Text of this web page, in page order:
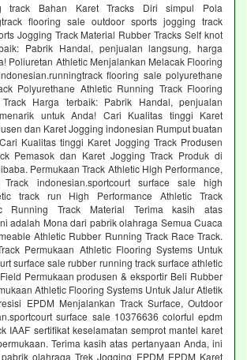
track Bahan Karet Tracks Diri simpul Pola
flooring sale outdoor sports jogging track
Jogging Track Material Rubber Tracks Self knot
Pabrik Handal, penjualan langsung, harga
Poliuretan Athletic Menjalankan Melacak Flooring
flooring sale polyurethane
Polyurethane Athletic Running Track Flooring
Harga terbaik: Pabrik Handal, penjualan
untuk Anda! Cari Kualitas tinggi Karet
dan Karet Jogging indonesian Rumput buatan
Kualitas tinggi Karet Jogging Track Produsen
Pemasok dan Karet Jogging Track Produk di
Permukaan Track Athletic High Performance,
indonesian.sportcourt surface sale high
track run High Performance Athletic Track
Running Track Material Terima kasih atas
adalah Mona dari pabrik olahraga Semua Cuaca
Athletic Rubber Running Track Race Track.
Permukaan Athletic Flooring Systems Untuk
surface sale rubber running track surface athletic
Permukaan produsen & eksportir Beli Rubber
Athletic Flooring Systems Untuk Jalur Atletik
EPDM Menjalankan Track Surface, Outdoor
surface sale 10376636 colorful epdm
IAAF sertifikat keselamatan semprot mantel karet
Terima kasih atas pertanyaan Anda, ini
olahraga Trek Jogging EPDM EPDM Karet